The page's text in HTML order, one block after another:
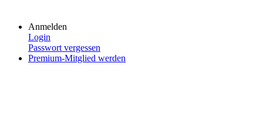
Anmelden
Login
Passwort vergessen
Premium-Mitglied werden